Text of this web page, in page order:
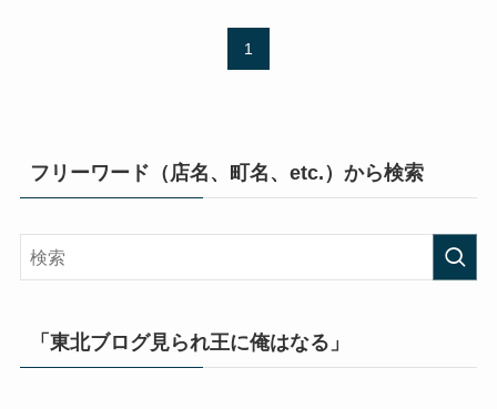
1
フリーワード（店名、町名、etc.）から検索
「東北ブログ見られ王に俺はなる」